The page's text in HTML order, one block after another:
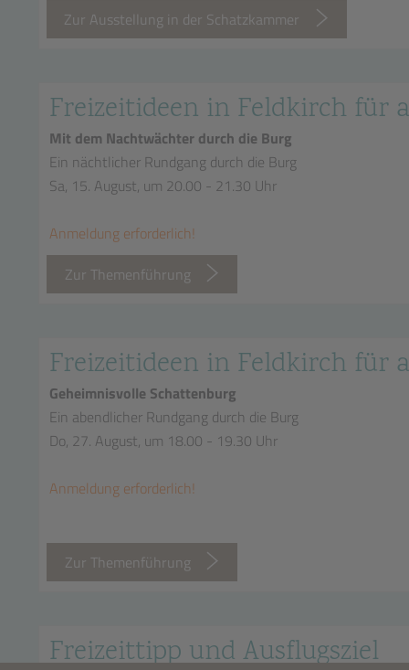
Zur Ausstellung in der Schatzkammer
Freizeitideen in Feldkirch für
Mit dem Nachtwächter durch die Burg
Ein nächtlicher Rundgang durch die Burg
Sa, 15. August, um 20.00 - 21.30 Uhr
Anmeldung erforderlich!
Zur Themenführung
Freizeitideen in Feldkirch für
Geheimnisvolle Schattenburg
Ein abendlicher Rundgang durch die Burg
Do, 27. August, um 18.00 - 19.30 Uhr
Anmeldung erforderlich!
Zur Themenführung
Freizeittipp und Ausflugsziel